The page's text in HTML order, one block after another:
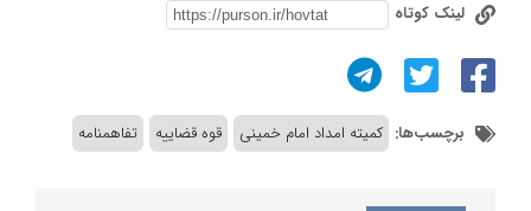
لینک کوتاه
برچسب‌ها: کمیته امداد امام خمینی قوه قضاییه تفاهمنامه